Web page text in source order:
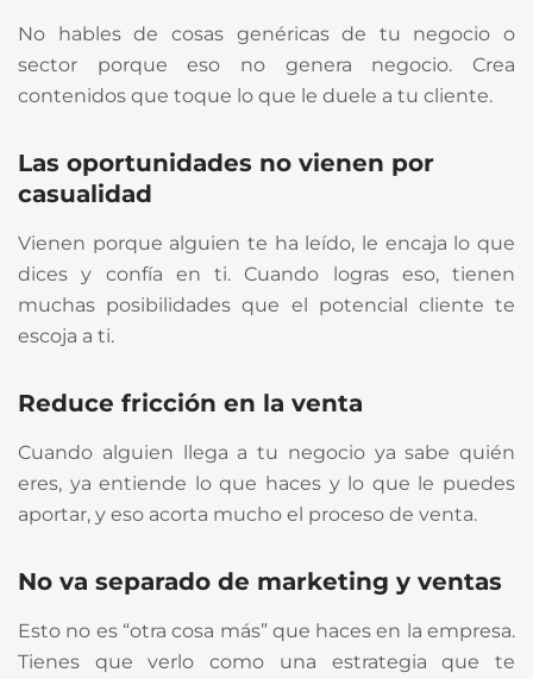
No hables de cosas genéricas de tu negocio o
sector porque eso no genera negocio. Crea
contenidos que toque lo que le duele a tu cliente.
Las oportunidades no vienen por
casualidad
Vienen porque alguien te ha leído, le encaja lo que
dices y confía en ti. Cuando logras eso, tienen
muchas posibilidades que el potencial cliente te
escoja a ti.
Reduce fricción en la venta
Cuando alguien llega a tu negocio ya sabe quién
eres, ya entiende lo que haces y lo que le puedes
aportar, y eso acorta mucho el proceso de venta.
No va separado de marketing y ventas
Esto no es “otra cosa más” que haces en la empresa.
Tienes que verlo como una estrategia que te